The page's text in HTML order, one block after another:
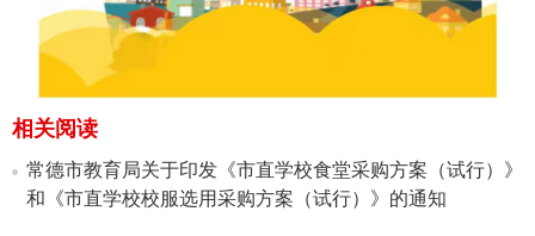
相关阅读
常德市教育局关于印发《市直学校食堂采购方案（试行）》
和《市直学校校服选用采购方案（试行）》的通知